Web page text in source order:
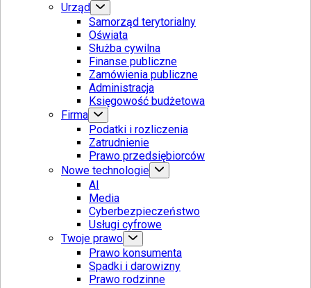
Urząd
Samorząd terytorialny
Oświata
Służba cywilna
Finanse publiczne
Zamówienia publiczne
Administracja
Księgowość budżetowa
Firma
Podatki i rozliczenia
Zatrudnienie
Prawo przedsiębiorców
Nowe technologie
AI
Media
Cyberbezpieczeństwo
Usługi cyfrowe
Twoje prawo
Prawo konsumenta
Spadki i darowizny
Prawo rodzinne